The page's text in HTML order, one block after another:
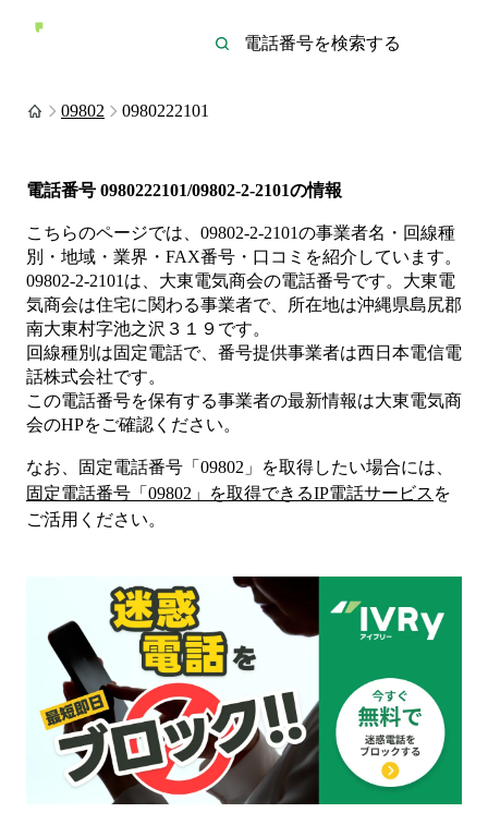
09802 0980222101
電話番号 0980222101/09802-2-2101の情報
こちらのページでは、 09802-2-2101の事業者名・回線種
別・地域・業界・FAX番号・口コミを紹介しています。
09802-2-2101 は、 大東電気商会の電話番号です。 大東電
気商会は住宅に関わる事業者で、所在地は沖縄県島尻郡
南大東村字池之沢３１９ です。
回線種別は固定電話で、番号提供事業者は西日本電信電
話株式会社です。
この電話番号を保有する事業者の最新情報は大東電気商
会のHPをご確認ください。
なお、固定電話番号「 09802 」を取得したい場合には、
固定電話番号「 09802 」を取得できるIP電話サービス を
ご活用ください。